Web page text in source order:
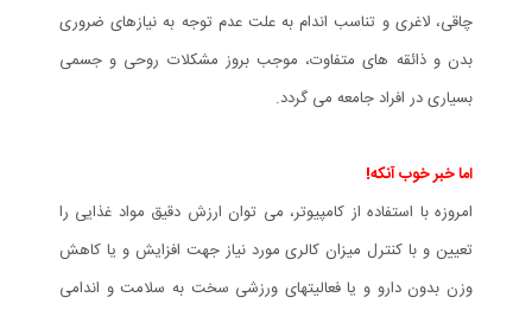
چاقی، لاغری و تناسب اندام به علت عدم توجه به نیازهای ضروری
بدن و ذائقه های متفاوت، موجب بروز مشکلات روحی و جسمی
بسیاری در افراد جامعه می گردد.
اما خبر خوب آنکه!
امروزه با استفاده از کامپیوتر، می توان ارزش دقیق مواد غذایی را
تعیین و با کنترل میزان کالری مورد نیاز جهت افزایش و یا کاهش
وزن بدون دارو و یا فعالیتهای ورزشی سخت به سلامت و اندامی